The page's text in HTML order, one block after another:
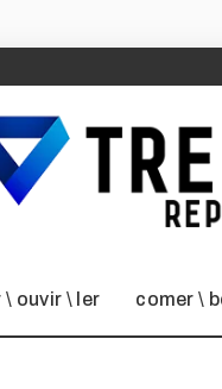
\ ouvir \ ler comer \